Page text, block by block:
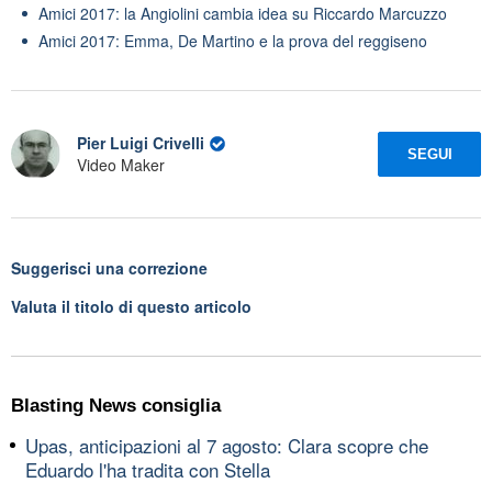
Amici 2017: la Angiolini cambia idea su Riccardo Marcuzzo
Amici 2017: Emma, De Martino e la prova del reggiseno
Pier Luigi Crivelli
Video Maker
SEGUI
Suggerisci una correzione
Valuta il titolo di questo articolo
Blasting News consiglia
Upas, anticipazioni al 7 agosto: Clara scopre che
Eduardo l'ha tradita con Stella